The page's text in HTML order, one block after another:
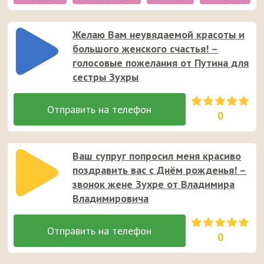
Желаю Вам неувядаемой красоты и
большого женского счастья! –
голосовые пожелания от Путина для
сестры Зухры
0
Ваш супруг попросил меня красиво
поздравить вас с Днём рожденья! –
звонок жене Зухре от Владимира
Владимировича
0